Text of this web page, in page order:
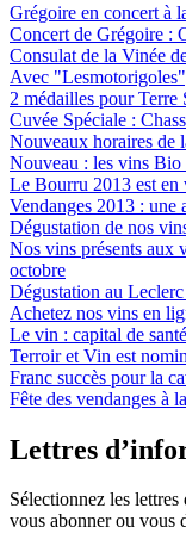
Grégoire en concert à
Concert de Grégoire :
Consulat de la Vinée
Avec
2 médailles pour Terre
Cuvée Spéciale :
Nouveaux horaires de
Nouveau : les vins Bio
Le Bourru 2013 est en
Vendanges 2013 : une
Dégustation de nos
Nos vins présents aux
octobre
Dégustation au
Achetez nos vins en
Le vin : capital de
Terroir et Vin est
Franc succès pour la
Fête des vendanges à
Lettres
Sélectionnez les
vous abonner ou vous